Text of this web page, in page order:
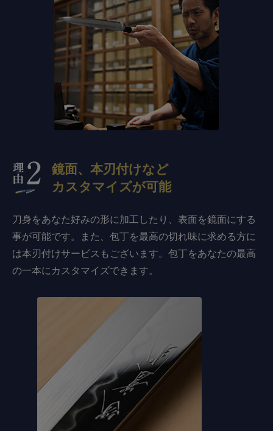
鏡面、本刃付けなど
カスタマイズが可能
刀身をあなた好みの形に加工したり、表面を鏡面にする
事が可能です。また、包丁を最高の切れ味に求める方に
は本刃付けサービスもございます。包丁をあなたの最高
の一本にカスタマイズできます。